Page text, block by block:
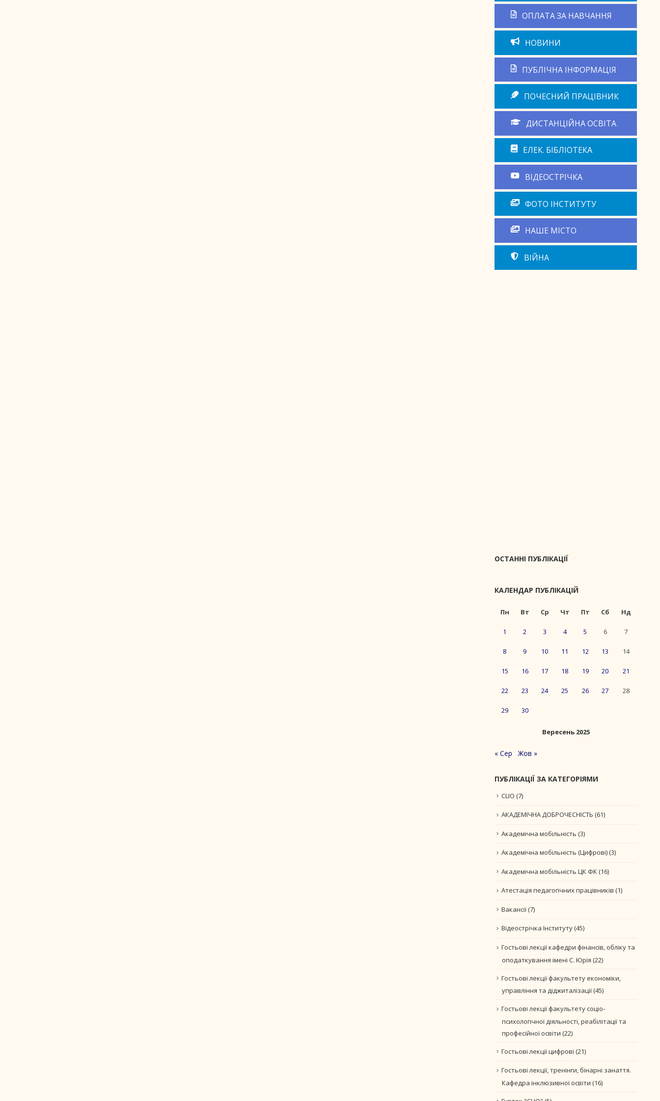
ОПЛАТА ЗА НАВЧАННЯ
НОВИНИ
ПУБЛІЧНА ІНФОРМАЦІЯ
ПОЧЕСНИЙ ПРАЦІВНИК
ДИСТАНЦІЙНА ОСВІТА
ЕЛЕК. БІБЛІОТЕКА
ВІДЕОСТРІЧКА
ФОТО ІНСТИТУТУ
НАШЕ МІСТО
ВІЙНА
ОСТАННІ ПУБЛІКАЦІЇ
КАЛЕНДАР ПУБЛІКАЦІЙ
Вересень 2025
Пн Вт Ср Чт Пт Сб Нд
1 2 3 4 5 6 7
8 9 10 11 12 13 14
15 16 17 18 19 20 21
22 23 24 25 26 27 28
29 30
« Сер Жов »
ПУБЛІКАЦІЇ ЗА КАТЕГОРІЯМИ
CLIO (7)
АКАДЕМІЧНА ДОБРОЧЕСНІСТЬ (61)
Академічна мобільність (3)
Академічна мобільність (Цифрові)(3)
Академічна мобільність ЦК ФК(16)
Атестація педагогічних працівників (1)
Вакансії(7)
Відеострічка Інституту(45)
Гостьові лекції кафедри фінансів, обліку та
оподаткування імені С. Юрія (22)
Гостьові лекції факультету економіки,
управління та діджиталізації(45)
Гостьові лекції факультету соціо-
психологічної діяльності, реабілітації та
професійної освіти (22)
Гостьові лекції цифрові (21)
Гостьові лекції, тренінги, бінарні занаття.
Кафедра інклюзивної освіти (16)